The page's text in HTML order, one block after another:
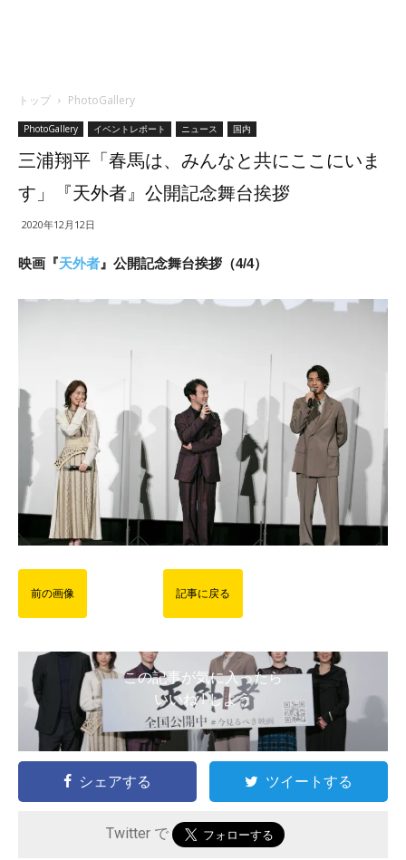
トップ PhotoGallery
PhotoGallery イベントレポート ニュース 国内
三浦翔平「春馬は、みんなと共にここにいま
す」『天外者』公開記念舞台挨拶
2020年12月12日
映画『天外者 』公開記念舞台挨拶（4/4）
前の画像 記事に戻る
この記事が気に入ったら
いいね ! しよう
シェアする ツイートする
Twitter で